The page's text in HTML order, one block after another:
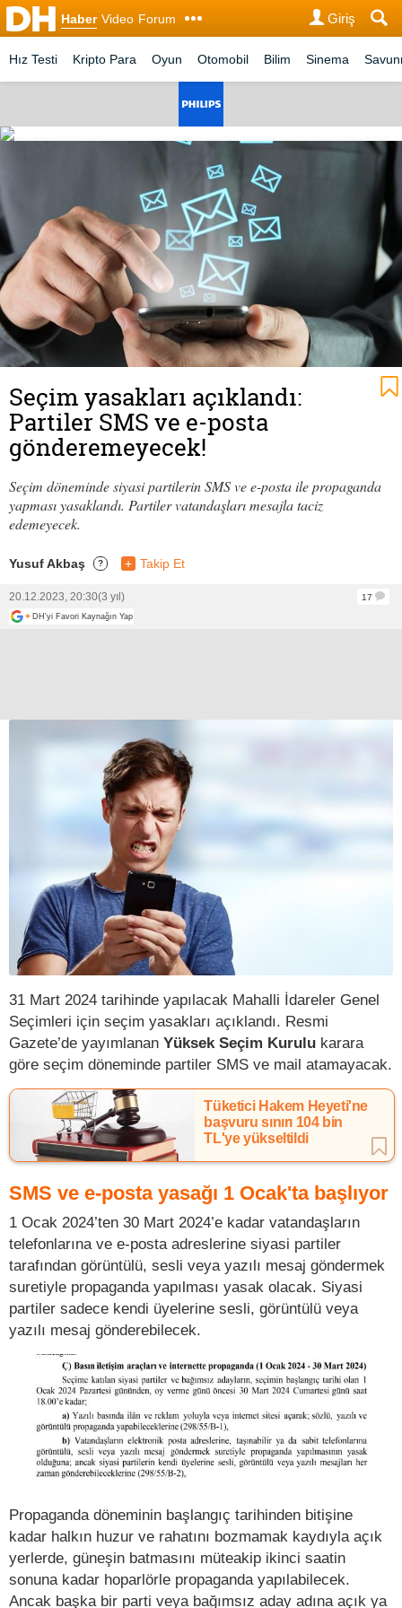
Haber Video Forum Giriş
Hız Testi Kripto Para Oyun Otomobil Bilim Sinema
Seçim yasakları açıklandı:
Partiler SMS ve e-posta
gönderemeyecek!
Seçim döneminde siyasi partilerin SMS ve e-posta ile propaganda
yapması yasaklandı. Partiler vatandaşları mesajla taciz
edemeyecek.
Yusuf Akbaş ? + Takip Et
20.12.2023, 20:30(3 yıl)
17
+ DH'yi Favori Kaynağın Yap
31 Mart 2024 tarihinde yapılacak Mahalli İdareler Genel
Seçimleri için seçim yasakları açıklandı. Resmi
Gazete’de yayımlanan Yüksek Seçim Kurulu karara
göre seçim döneminde partiler SMS ve mail atamayacak.
Tüketici Hakem Heyeti'ne
başvuru sınırı 104 bin
TL'ye yükseltildi
SMS ve e-posta yasağı 1 Ocak'ta başlıyor
1 Ocak 2024’ten 30 Mart 2024’e kadar vatandaşların
telefonlarına ve e-posta adreslerine siyasi partiler
tarafından görüntülü, sesli veya yazılı mesaj göndermek
suretiyle propaganda yapılması yasak olacak. Siyasi
partiler sadece kendi üyelerine sesli, görüntülü veya
yazılı mesaj gönderebilecek.
Propaganda döneminin başlangıç tarihinden bitişine
kadar halkın huzur ve rahatını bozmamak kaydıyla açık
yerlerde, güneşin batmasını müteakip ikinci saatin
sonuna kadar hoparlörle propaganda yapılabilecek.
Ancak başka bir parti veya bağımsız aday adına açık ya